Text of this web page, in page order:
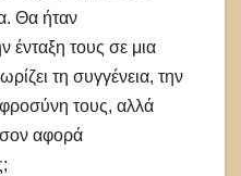
Θα ήταν
ένταξη τους σε μια
τη συγγένεια, την
τους, αλλά
αφορά